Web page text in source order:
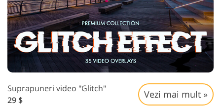
Suprapuneri video "Glitch"
29 $
Vezi mai mult »